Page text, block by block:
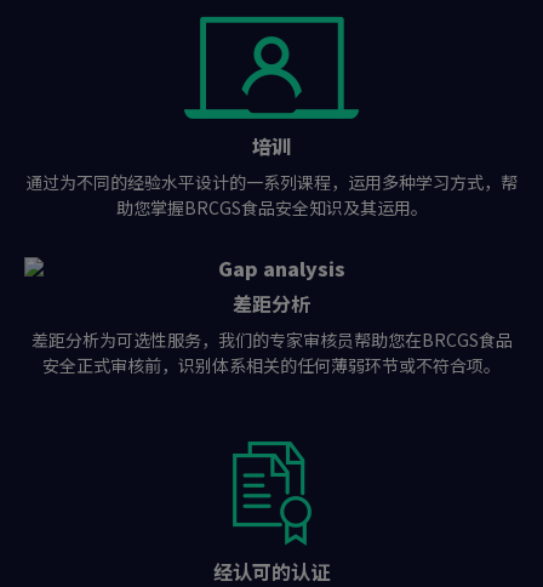
培训
通过为不同的经验水平设计的一系列课程，运用多种学习方式，帮
助您掌握BRCGS食品安全知识及其运用。
差距分析
差距分析为可选性服务，我们的专家审核员帮助您在BRCGS食品
安全正式审核前，识别体系相关的任何薄弱环节或不符合项。
经认可的认证